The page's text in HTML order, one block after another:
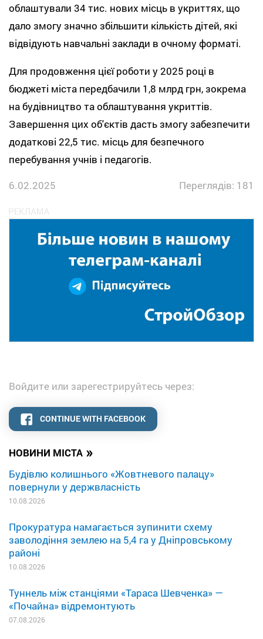
НОВИНИ МІСТА »
Будівлю колишнього «Жовтневого палацу»
повернули у держвласність
10.08.2026
Прокуратура намагається зупинити схему
заволодіння землею на 5,4 га у Дніпровському
районі
10.08.2026
Туннель між станціями «Тараса Шевченка» —
«Почайна» відремонтують
07.08.2026
облаштували 34 тис. нових місць в укриттях, що
дало змогу значно збільшити кількість дітей, які
відвідують навчальні заклади в очному форматі.
Для продовження цієї роботи у 2025 році в
бюджеті міста передбачили 1,8 млрд грн, зокрема
на будівництво та облаштування укриттів.
Завершення цих об'єктів дасть змогу забезпечити
додаткові 22,5 тис. місць для безпечного
перебування учнів і педагогів.
6.02.2025
Переглядів: 181
Войдите или зарегестрируйтесь через:
CONTINUE WITH FACEBOOK